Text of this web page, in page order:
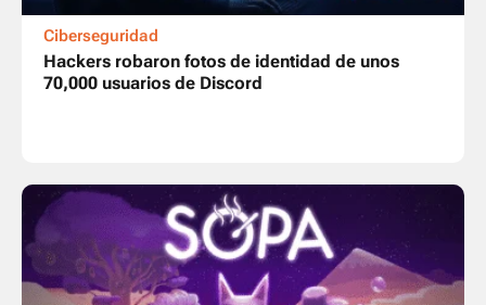
Ciberseguridad
Hackers robaron fotos de identidad de unos
70,000 usuarios de Discord